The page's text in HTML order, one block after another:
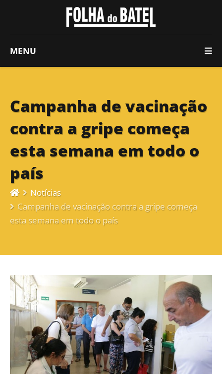
MENU
Campanha de vacinação
contra a gripe começa
esta semana em todo o
país
Notícias
Campanha de vacinação contra a gripe começa
esta semana em todo o país